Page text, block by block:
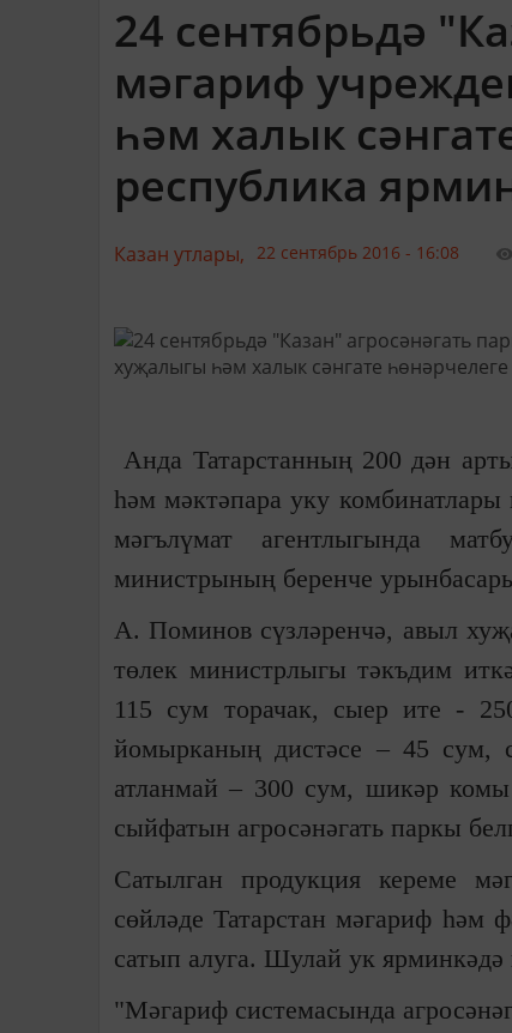
24 сентябрьдә
мәгариф
һәм халык
республика
Казан утлары, 22 сентябрь 2016 - 16:08
Анда Татарстанның 200 дән
һәм мәктәпара уку
мәгълүмат агентлыгында
министрының беренче
А. Поминов сүзләренчә, авыл
төлек министрлыгы тәкъдим
115 сум торачак, сыер ите -
йомырканың дистәсе – 45 сум,
атланмай – 300 сум, шикәр комы
сыйфатын агросәнәгать паркы
Сатылган продукция кереме
сөйләде Татарстан мәгариф
сатып алуга. Шулай ук ярминкәдә
"Мәгариф системасында